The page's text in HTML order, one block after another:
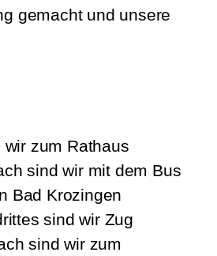
gemacht und unsere
zum Rathaus
sind wir mit dem Bus
Bad Krozingen
sind wir Zug
sind wir zum